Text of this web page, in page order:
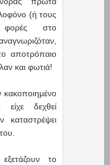
(ή τους
φορές στο
αποτρόπαιο
και φωτιά!
δεχθεί
καταστρέψει
το